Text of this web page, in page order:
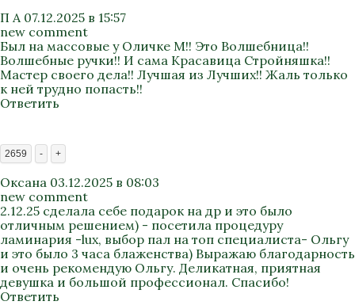
П А 07.12.2025 в 15:57
new comment
Был на массовые у Оличке М!! Это Волшебница!!
Волшебные ручки!! И сама Красавица Стройняшка!!
Мастер своего дела!! Лучшая из Лучших!! Жаль только
к ней трудно попасть!!
Ответить
2659 - +
Оксана 03.12.2025 в 08:03
new comment
2.12.25 сделала себе подарок на др и это было
отличным решением) - посетила процедуру
ламинария -lux, выбор пал на топ специалиста- Ольгу
и это было 3 часа блаженства) Выражаю благодарность
и очень рекомендую Ольгу. Деликатная, приятная
девушка и большой профессионал. Спасибо!
Ответить